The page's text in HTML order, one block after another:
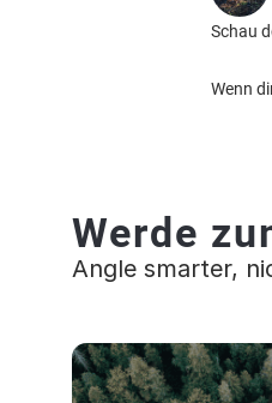
Schau
Wenn
Werde
Angle smarter,